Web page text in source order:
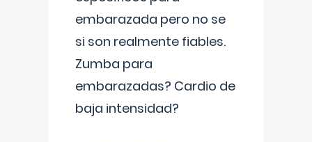
embarazada pero no se
si son realmente fiables.
Zumba para
embarazadas? Cardio de
baja intensidad?